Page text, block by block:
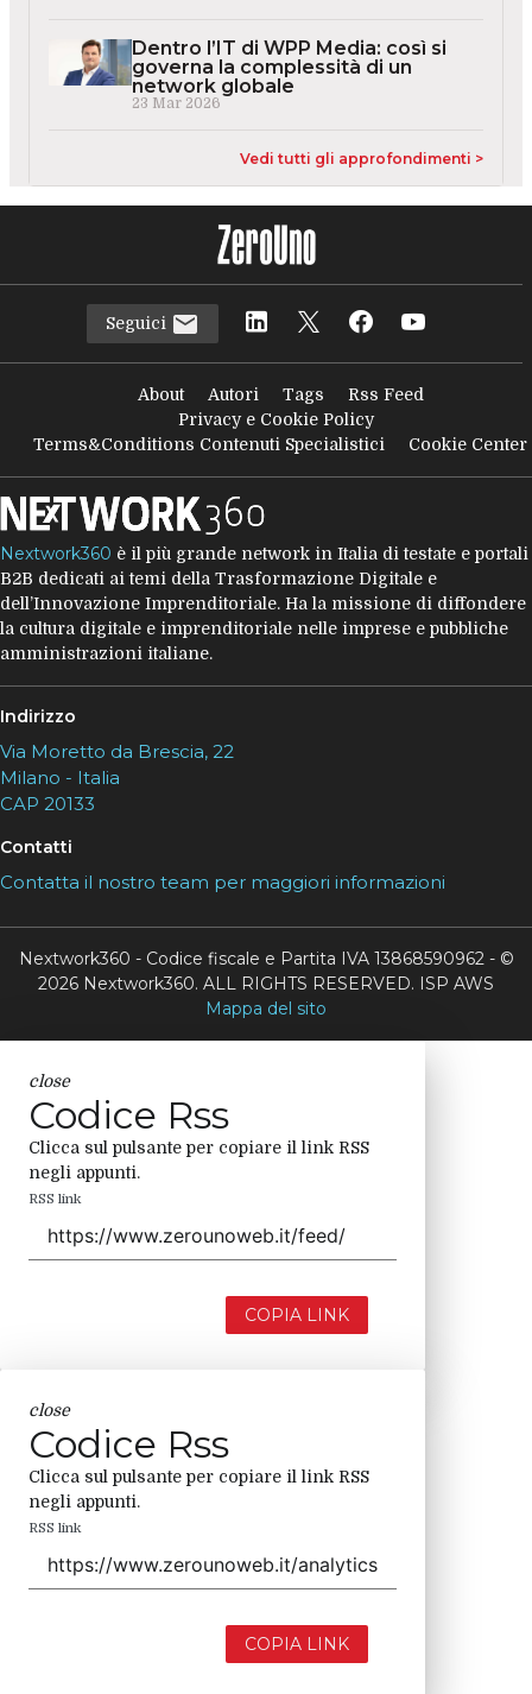
Dentro l’IT di WPP Media: così si
governa la complessità di un
network globale
23 Mar 2026
Vedi tutti gli approfondimenti >
Seguici
About Autori Tags
Rss Feed
Privacy e Cookie Policy
Terms&Conditions Contenuti Specialistici
Cookie Center
Nextwork360 è il più grande network in Italia di testate e portali
B2B dedicati ai temi della Trasformazione Digitale e
dell’Innovazione Imprenditoriale. Ha la missione di diffondere
la cultura digitale e imprenditoriale nelle imprese e pubbliche
amministrazioni italiane.
Indirizzo
Via Moretto da Brescia, 22
Milano - Italia
CAP 20133
Contatti
Contatta il nostro team per maggiori informazioni
Nextwork360 - Codice fiscale e Partita IVA 13868590962 - ©
2026 Nextwork360. ALL RIGHTS RESERVED. ISP AWS
Mappa del sito
close
Codice Rss
Clicca sul pulsante per copiare il link RSS
negli appunti.
RSS link
COPIA LINK
close
Codice Rss
Clicca sul pulsante per copiare il link RSS
negli appunti.
RSS link
COPIA LINK